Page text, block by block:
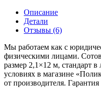
Описание
Детали
Отзывы (6)
Мы работаем как с
физическими лицами.
размер 2,1×12 м, стандарт
условиях в магазине
от производителя.